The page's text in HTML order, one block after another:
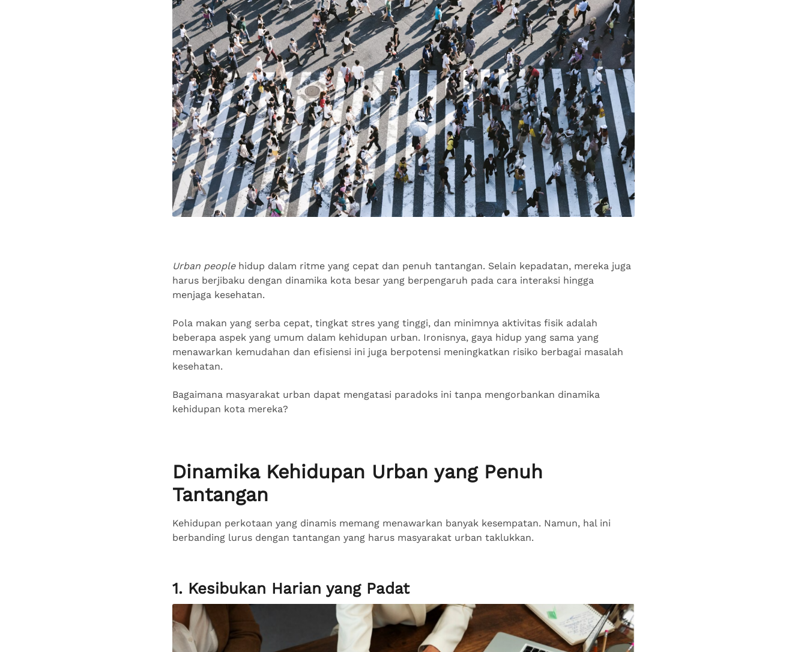
Urban people hidup dalam ritme yang cepat dan penuh tantangan. Selain kepadatan, mereka juga
harus berjibaku dengan dinamika kota besar yang berpengaruh pada cara interaksi hingga
menjaga kesehatan.
Pola makan yang serba cepat, tingkat stres yang tinggi, dan minimnya aktivitas fisik adalah
beberapa aspek yang umum dalam kehidupan urban. Ironisnya, gaya hidup yang sama yang
menawarkan kemudahan dan efisiensi ini juga berpotensi meningkatkan risiko berbagai masalah
kesehatan.
Bagaimana masyarakat urban dapat mengatasi paradoks ini tanpa mengorbankan dinamika
kehidupan kota mereka?
Dinamika Kehidupan Urban yang Penuh
Tantangan
Kehidupan perkotaan yang dinamis memang menawarkan banyak kesempatan. Namun, hal ini
berbanding lurus dengan tantangan yang harus masyarakat urban taklukkan.
1. Kesibukan Harian yang Padat